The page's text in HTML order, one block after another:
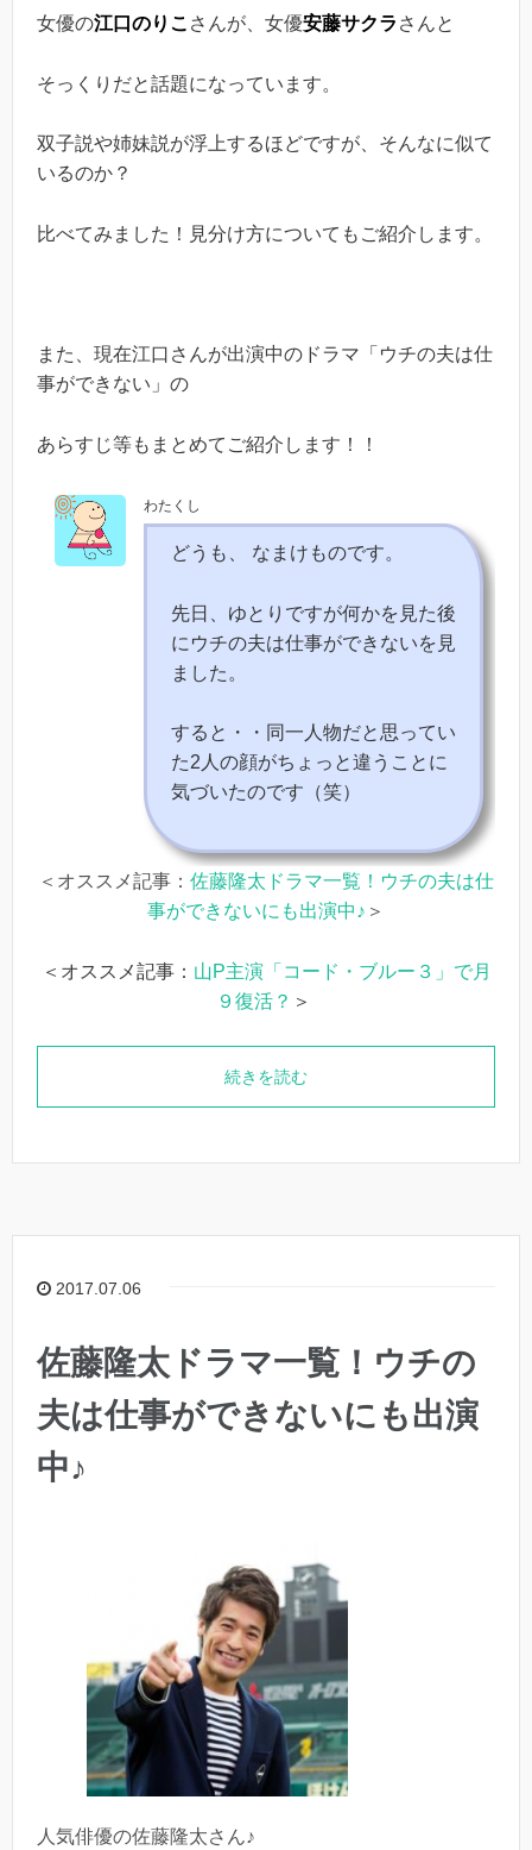
女優の江口のりこ さんが、女優安藤サクラ さんと
そっくりだと話題になっています。
双子説や姉妹説が浮上するほどですが、そんなに似て
いるのか？
比べてみました！見分け方についてもご紹介します。
また、現在江口さんが出演中のドラマ「ウチの夫は仕
事ができない」の
あらすじ等もまとめてご紹介します！！
わたくし
どうも、 なまけものです。
先日、ゆとりですが何かを見た後
にウチの夫は仕事ができないを見
ました。
すると・・同一人物だと思ってい
た2人の顔がちょっと違うことに
気づいたのです（笑）
＜オススメ記事： 佐藤隆太ドラマ一覧！ウチの夫は仕
事ができないにも出演中♪ ＞
＜オススメ記事： 山P主演「コード・ブルー３」で月
９復活？ ＞
続きを読む
2017.07.06
佐藤隆太ドラマ一覧！ウチの
夫は仕事ができないにも出演
中♪
人気俳優の佐藤隆太さん♪